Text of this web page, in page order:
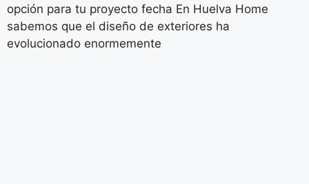
opción para tu proyecto fecha En Huelva Home
sabemos que el diseño de exteriores ha
evolucionado enormemente